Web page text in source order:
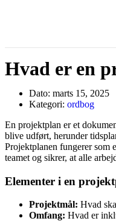
Hvad er en
Dato: marts 15, 2025
Kategori: ordbog
En projektplan er et
blive udført, herunder
Projektplanen fungerer som
teamet og sikrer, at alle
Elementer i en
Projektmål: Hvad
Omfang: Hvad er